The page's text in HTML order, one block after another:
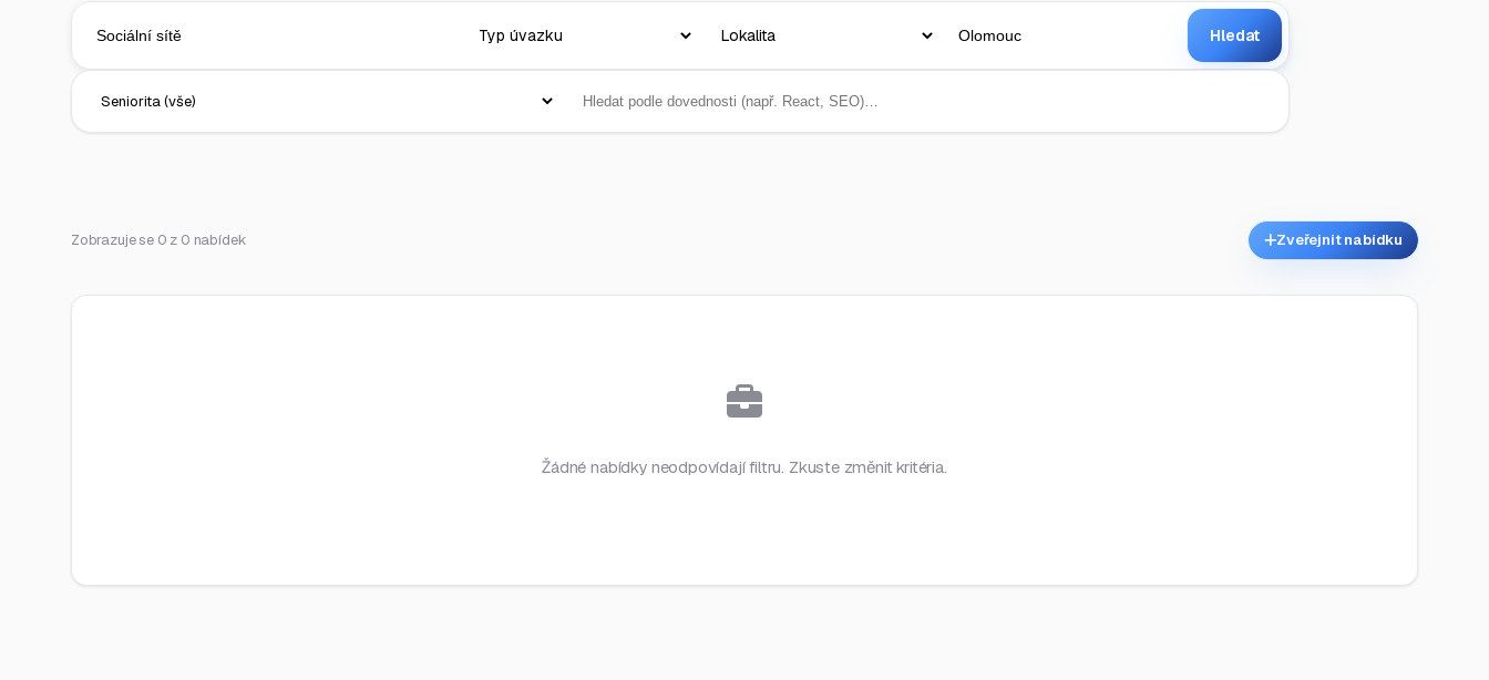
Hledat
Zobrazuje se 0 z 0 nabídek Zveřejnit nabídku
Žádné nabídky neodpovídají filtru. Zkuste změnit kritéria.